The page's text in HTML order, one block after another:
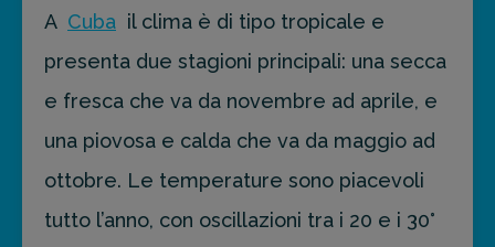
A Cuba il clima è di tipo tropicale e
presenta due stagioni principali: una secca
e fresca che va da novembre ad aprile, e
una piovosa e calda che va da maggio ad
ottobre. Le temperature sono piacevoli
tutto l’anno, con oscillazioni tra i 20 e i 30°